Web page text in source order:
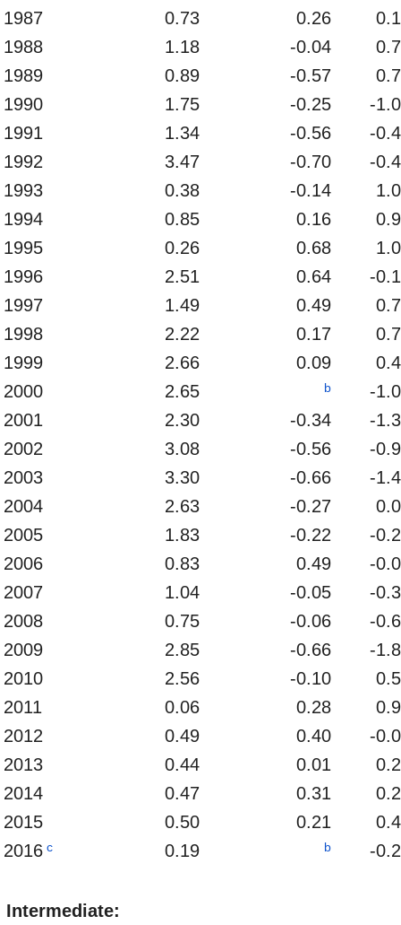
1987
0.73 0.26
1988
1.18 -0.04
1989
0.89 -0.57
1990
1.75 -0.25
-
1991
1.34 -0.56
-
1992
3.47 -0.70
-
1993
0.38 -0.14
1994
0.85 0.16
1995
0.26 0.68
1996
2.51 0.64
-
1997
1.49 0.49
1998
2.22 0.17
1999
2.66 0.09
2000
2.65 b
-
2001
2.30 -0.34
-
2002
3.08 -0.56
-
2003
3.30 -0.66
-
2004
2.63 -0.27
2005
1.83 -0.22
-
2006
0.83 0.49
-
2007
1.04 -0.05
-
2008
0.75 -0.06
-
2009
2.85 -0.66
-
2010
2.56 -0.10
2011
0.06 0.28
2012
0.49 0.40
-
2013
0.44 0.01
2014
0.47 0.31
2015
0.50 0.21
2016 c 0.19 b -
Intermediate: